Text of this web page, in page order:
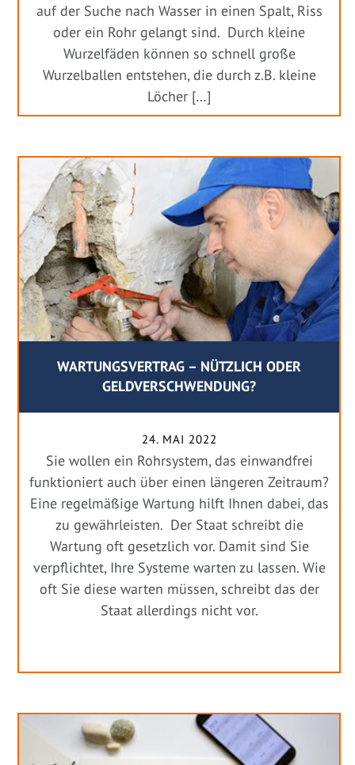
auf der Suche nach Wasser in einen Spalt, Riss
oder ein Rohr gelangt sind. Durch kleine
Wurzelfäden können so schnell große
Wurzelballen entstehen, die durch z.B. kleine
Löcher […]
WARTUNGSVERTRAG – NÜTZLICH ODER
GELDVERSCHWENDUNG?
24. MAI 2022
Sie wollen ein Rohrsystem, das einwandfrei
funktioniert auch über einen längeren Zeitraum?
Eine regelmäßige Wartung hilft Ihnen dabei, das
zu gewährleisten. Der Staat schreibt die
Wartung oft gesetzlich vor. Damit sind Sie
verpflichtet, Ihre Systeme warten zu lassen. Wie
oft Sie diese warten müssen, schreibt das der
Staat allerdings nicht vor.